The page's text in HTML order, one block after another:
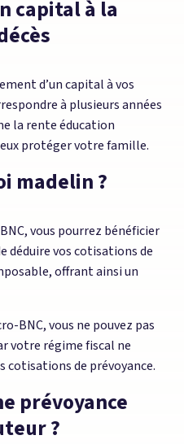
capital à la
d’un capital à vos
à plusieurs années
la rente éducation
protéger votre famille.
madelin ?
vous pourrez bénéficier
déduire vos cotisations de
offrant ainsi un
BNC, vous ne pouvez pas
votre régime fiscal ne
cotisations de prévoyance.
prévoyance
?